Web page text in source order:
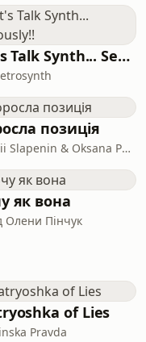
про те,
був він
Let's Talk Synth... Seriously!!
позиція
Andrii Slapenin & Oksana Polonska
як вона
Олени Пінчук
of Lies
Pravda